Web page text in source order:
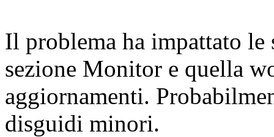
Il problema ha impattato
sezione Monitor e quella
aggiornamenti.
disguidi minori.